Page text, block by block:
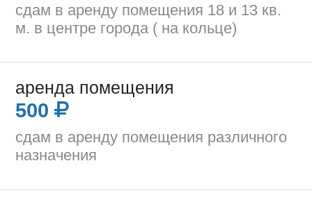
сдам в аренду помещения 18 и 13 кв.
м. в центре города ( на кольце)
аренда помещения
500
сдам в аренду помещения различного
назначения